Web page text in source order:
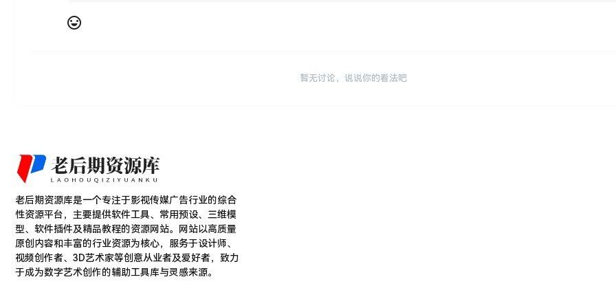
暂无讨论，说说你的看法吧
老后期资源库是一个专注于影视传媒广告行业的综合
性资源平台，主要提供软件工具、常用预设、三维模
型、软件插件及精品教程的资源网站。网站以高质量
原创内容和丰富的行业资源为核心，服务于设计师、
视频创作者、3D艺术家等创意从业者及爱好者，致力
于成为数字艺术创作的辅助工具库与灵感来源。